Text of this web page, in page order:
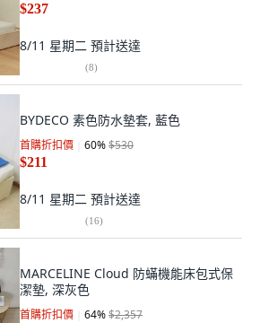
$237
8/11 星期二 預計送達
(8)
BYDECO 素色防水墊套, 藍色
首購折扣價 60%$530
$211
8/11 星期二 預計送達
(16)
MARCELINE Cloud 防蟎機能床包式保
潔墊, 深灰色
首購折扣價 64%$2,357